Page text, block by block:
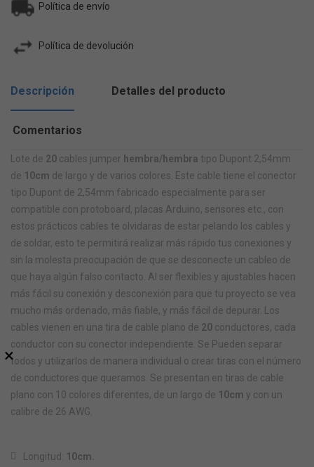
Política de envío
Política de devolución
Descripción Detalles del producto
Comentarios
Lote de 20 cables jumper hembra/hembra tipo Dupont 2,54mm
de 10cm de largo y de varios colores. Este cable tiene el conector
tipo Dupont de 2,54mm fabricado especialmente para ser
compatible con protoboard, placas Arduino, sensores etc., con
estos prácticos cables te olvidaras de estar pelando los cables y
de soldar, esto te permitirá realizar más rápido tus conexiones y
sin la molesta preocupación de que se desconecte un cableo de
que haya algún falso contacto. Al ser flexibles y ajustables hacen
más fácil su conexión y desconexión para que tu proyecto se vea
mucho más ordenado, más fiable, y más fácil de depurar. Los
cables vienen en una tira de cable plano de 20 conductores, cada
conductor con su conector independiente. Se Pueden separar
todos y utilizarlos de manera individual o crear tiras con el número
de conductores que queramos. Se presentan en tiras de cable
plano con 10 colores diferentes, de un largo de 10cm y con un
calibre de 26 AWG.
Longitud: 10cm.
×